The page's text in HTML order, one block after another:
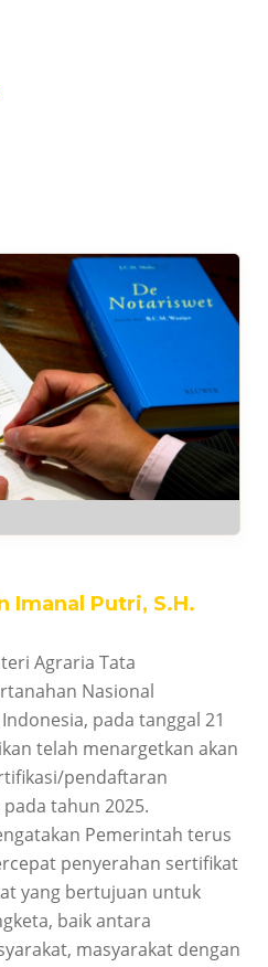
Imanal Putri, S.H.
Agraria Tata
Nasional
pada tanggal 21
telah menargetkan akan
pendaftaran
tahun 2025.
Pemerintah terus
penyerahan sertifikat
yang bertujuan untuk
baik antara
masyarakat dengan